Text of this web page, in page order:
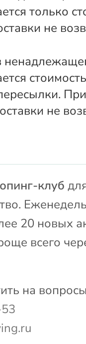
только
не
не
клуб
20 новых
всего
на